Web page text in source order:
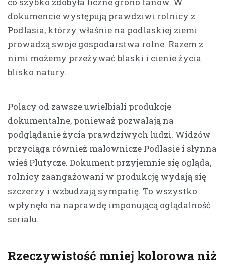
dokumencie występują prawdziwi rolnicy z
Podlasia, którzy właśnie na podlaskiej ziemi
prowadzą swoje gospodarstwa rolne. Razem z
nimi możemy przeżywać blaski i cienie życia
blisko natury.
Polacy od zawsze uwielbiali produkcje
dokumentalne, ponieważ pozwalają na
podglądanie życia prawdziwych ludzi. Widzów
przyciąga również malownicze Podlasie i słynna
wieś Plutycze. Dokument przyjemnie się ogląda,
rolnicy zaangażowani w produkcję wydają się
szczerzy i wzbudzają sympatię. To wszystko
wpłynęło na naprawdę imponującą oglądalność
serialu.
Rzeczywistość mniej kolorowa niż